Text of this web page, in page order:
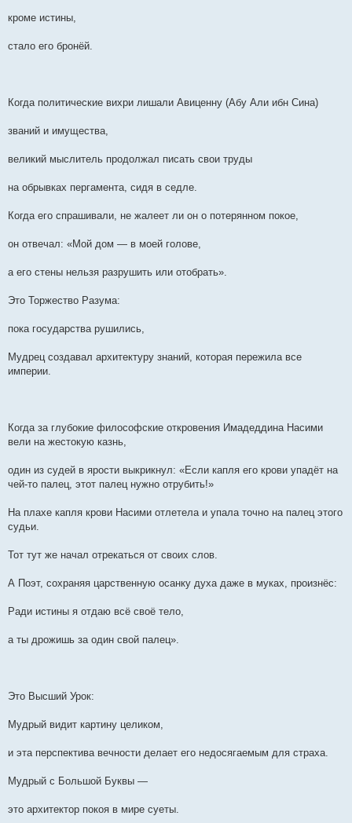
кроме истины,
стало его бронёй.
Когда политические вихри лишали Авиценну (Абу Али ибн Сина)
званий и имущества,
великий мыслитель продолжал писать свои труды
на обрывках пергамента, сидя в седле.
Когда его спрашивали, не жалеет ли он о потерянном покое,
он отвечал: «Мой дом — в моей голове,
а его стены нельзя разрушить или отобрать».
Это Торжество Разума:
пока государства рушились,
Мудрец создавал архитектуру знаний, которая пережила все
империи.
Когда за глубокие философские откровения Имадеддина Насими
вели на жестокую казнь,
один из судей в ярости выкрикнул: «Если капля его крови упадёт на
чей-то палец, этот палец нужно отрубить!»
На плахе капля крови Насими отлетела и упала точно на палец этого
судьи.
Тот тут же начал отрекаться от своих слов.
А Поэт, сохраняя царственную осанку духа даже в муках, произнёс:
Ради истины я отдаю всё своё тело,
а ты дрожишь за один свой палец».
Это Высший Урок:
Мудрый видит картину целиком,
и эта перспектива вечности делает его недосягаемым для страха.
Мудрый с Большой Буквы —
это архитектор покоя в мире суеты.